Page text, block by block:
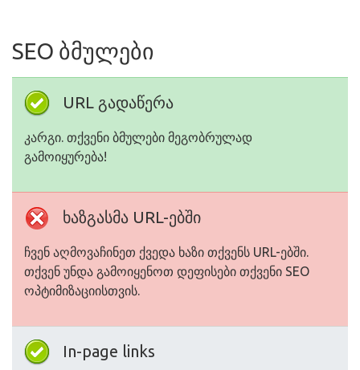
SEO ბმულები
URL გადაწერა
კარგი. თქვენი ბმულები მეგობრულად
გამოიყურება!
ხაზგასმა URL-ებში
ჩვენ აღმოვაჩინეთ ქვედა ხაზი თქვენს URL-ებში.
თქვენ უნდა გამოიყენოთ დეფისები თქვენი SEO
ოპტიმიზაციისთვის.
In-page links